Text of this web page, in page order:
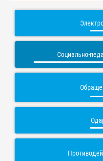
Социально-